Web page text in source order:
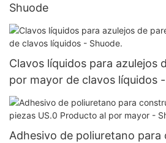
Shuode
Clavos líquidos para azulejos
por mayor de clavos líquidos
Adhesivo de poliuretano para